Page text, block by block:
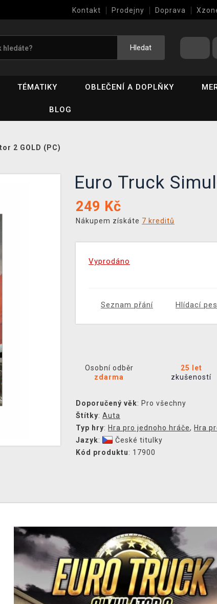
Kontakt Prodejny Doprava
Hledat
TÉMATIKY OBLEČENÍ A DOPLŇKY
BLOG
2 GOLD (PC)
Euro Truck
249 Kč
Nákupem získáte 7 kreditů
Vyprodáno
Seznam přání Hlídací pes
Osobní odběr
zdarma
25 let
zkušeností
Doporučený věk: Pro všechny
Štítky: Auta
Typ hry: Hra pro jednoho hráče, Hra
Jazyk:
České titulky
Kód produktu: 17900